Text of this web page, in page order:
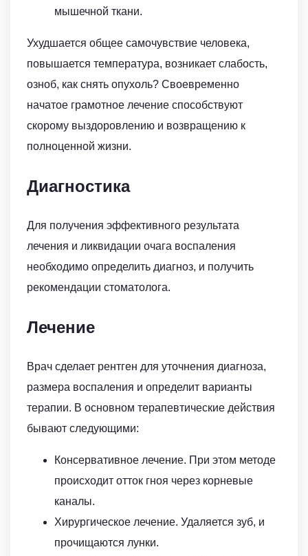
мышечной ткани.
Ухудшается общее самочувствие человека,
повышается температура, возникает слабость,
озноб, как снять опухоль? Своевременно
начатое грамотное лечение способствуют
скорому выздоровлению и возвращению к
полноценной жизни.
Диагностика
Для получения эффективного результата
лечения и ликвидации очага воспаления
необходимо определить диагноз, и получить
рекомендации стоматолога.
Лечение
Врач сделает рентген для уточнения диагноза,
размера воспаления и определит варианты
терапии. В основном терапевтические действия
бывают следующими:
Консервативное лечение. При этом методе
происходит отток гноя через корневые
каналы.
Хирургическое лечение. Удаляется зуб, и
прочищаются лунки.